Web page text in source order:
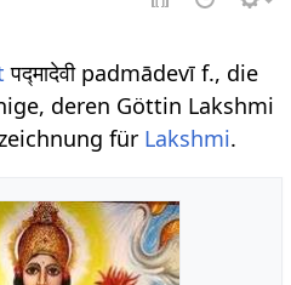
पद्मादेवी padmādevī f., die
deren Göttin Lakshmi
für Lakshmi.